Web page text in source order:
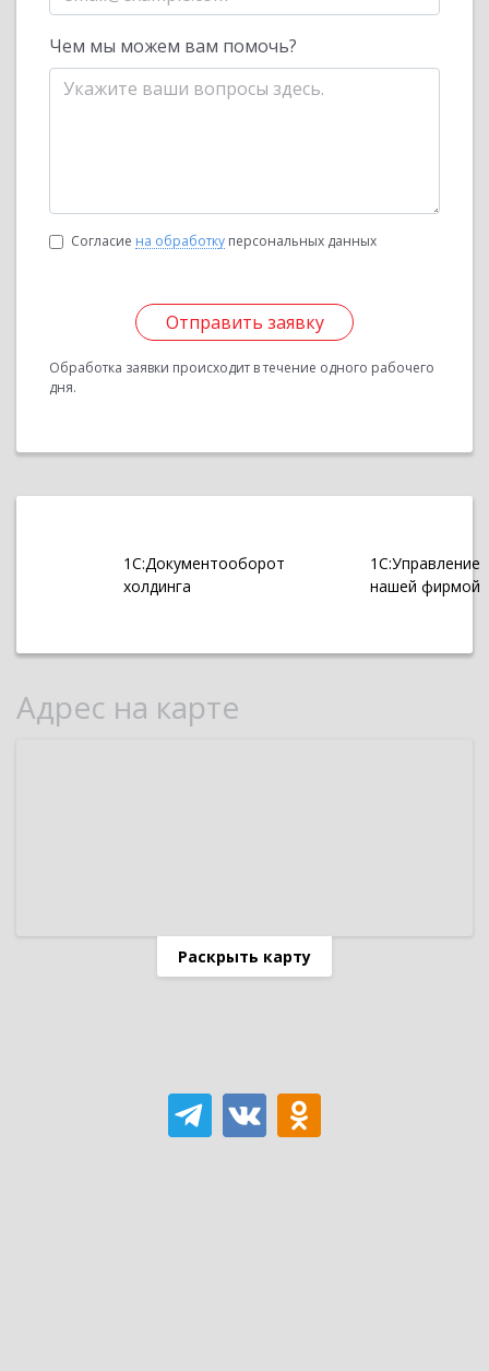
Чем мы можем вам помочь?
Согласие на обработку персональных данных
Отправить заявку
Обработка заявки происходит в течение одного рабочего
дня.
1С:Документооборот
холдинга
1С:Управление
нашей фирмой
Адрес на карте
Раскрыть карту